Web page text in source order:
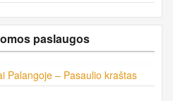
paslaugos
Palangoje – Pasaulio kraštas